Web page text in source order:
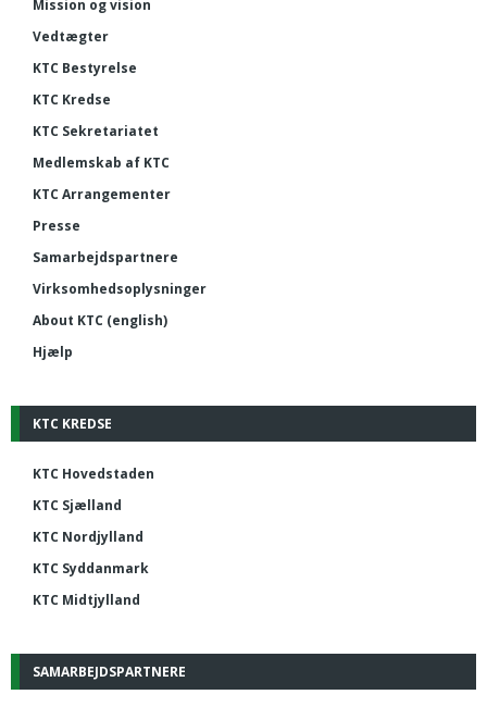
Mission og vision
Vedtægter
KTC Bestyrelse
KTC Kredse
KTC Sekretariatet
Medlemskab af KTC
KTC Arrangementer
Presse
Samarbejdspartnere
Virksomhedsoplysninger
About KTC (english)
Hjælp
KTC KREDSE
KTC Hovedstaden
KTC Sjælland
KTC Nordjylland
KTC Syddanmark
KTC Midtjylland
SAMARBEJDSPARTNERE